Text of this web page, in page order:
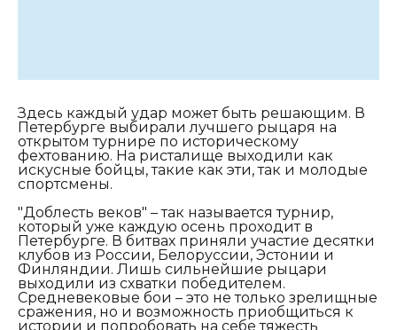
Здесь каждый удар может быть решающим. В
Петербурге выбирали лучшего рыцаря на
открытом турнире по историческому
фехтованию. На ристалище выходили как
искусные бойцы, такие как эти, так и молодые
спортсмены.
"Доблесть веков" – так называется турнир,
который уже каждую осень проходит в
Петербурге. В битвах приняли участие десятки
клубов из России, Белоруссии, Эстонии и
Финляндии. Лишь сильнейшие рыцари
выходили из схватки победителем.
Средневековые бои – это не только зрелищные
сражения, но и возможность приобщиться к
истории и попробовать на себе тяжесть